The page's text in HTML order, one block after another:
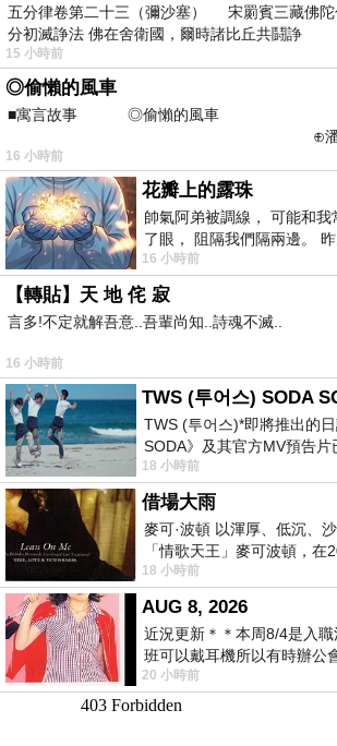
五分律卷第二十三（彌沙塞） 宋罽賓三藏佛陀
分初滅諍法 佛在舍衛國，爾時諸比丘共鬪諍
15 小時前
◎偷懶的風車
■寓言故事 ◎偷懶的風車
⊕潘文良 在
常颳風的山丘上—&m
16 小時前
花瓣上的露珠
帥氣阿弟被調線， 可能和
了眼， 阻隔我們隔兩邊。
什麼顏色衣服， 不經
16 小時前
【轉貼】天 地 侘 寂
言多!不定就解吾意..吾輩尚知..詩魂不滅..
16 小時前
TWS (투어스) SODA
TWS (투어스)*即將推出的
SODA》及其官方MV預告
一經發布， 就引發了粉絲們
18 小時前
借場大雨
麥可·波頓 以渾厚、低沉、
「情歌天王」麥可波頓，
瘤「祈禱早日康復，一切都
18 小時前
AUG 8, 2026
近況更新＊＊本周8/4是入
班可以戴耳機所以有時辦公
定哪天但就是一周某一天會
20 小時前